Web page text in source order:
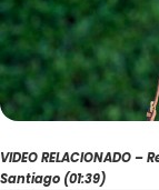
VIDEO RELACIONADO
Santiago (01:39)